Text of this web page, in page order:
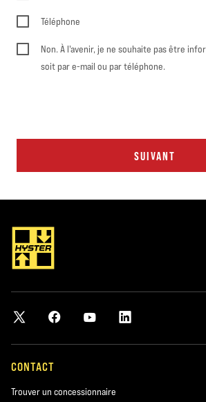
Téléphone
Non. À l'avenir, je ne souhaite pas être
soit par e-mail ou par téléphone.
SUIVANT
CONTACT
Trouver un concessionnaire